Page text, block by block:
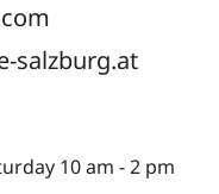
salzburg.at
10 am - 2 pm